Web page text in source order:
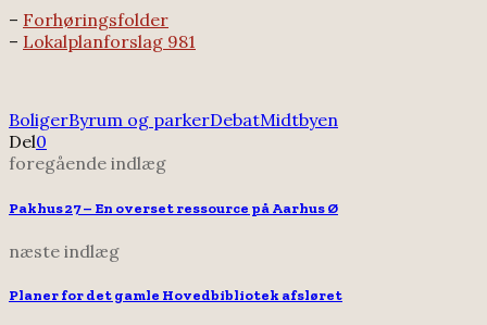
– Forhøringsfolder
– Lokalplanforslag 981
BoligerByrum og parkerDebatMidtbyen
Del0
foregående indlæg
Pakhus 27 – En overset ressource på Aarhus Ø
næste indlæg
Planer for det gamle Hovedbibliotek afsløret